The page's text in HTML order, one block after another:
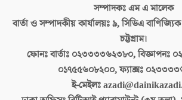
সম্পাদকঃএম এ মালেক
বার্তা ও সম্পাদকীয় কার্যালয়ঃ৯, সিডিএ
চট্টগ্রাম।
ফোনঃ বার্তাঃ ০২৩৩৩৩৬২৩৮০, বিজ্ঞাপনঃ
০১৭৫৫৬০৮২০০, ফ্যাক্সঃ
ই-মেইলঃ